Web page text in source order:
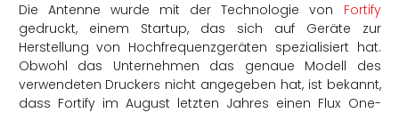
Die Antenne wurde mit der Technologie von Fortify
gedruckt, einem Startup, das sich auf Geräte zur
Herstellung von Hochfrequenzgeräten spezialisiert hat.
Obwohl das Unternehmen das genaue Modell des
verwendeten Druckers nicht angegeben hat, ist bekannt,
dass Fortify im August letzten Jahres einen Flux One-